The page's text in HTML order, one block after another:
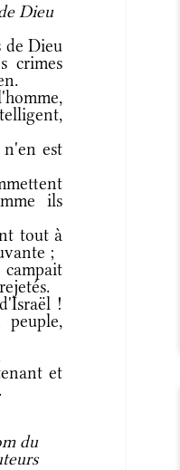
Dieu
de Dieu
crimes
est
ils
tout à
;
!
et
du